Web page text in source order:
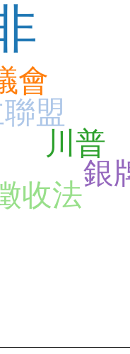
盟
會
川普
收法
銀